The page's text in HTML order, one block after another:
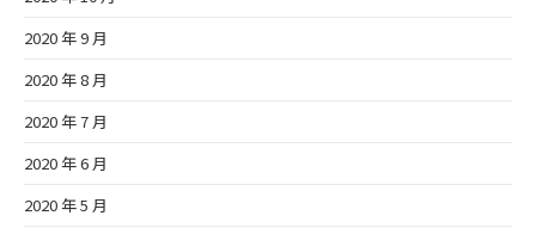
2020 年 9 月
2020 年 8 月
2020 年 7 月
2020 年 6 月
2020 年 5 月